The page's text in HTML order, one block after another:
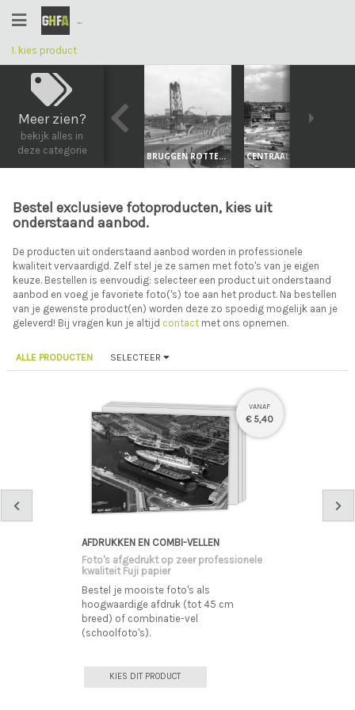
...
1. kies product
2. productopties
3. overzicht
4. afronden bestelling
bekijk alle foto's
Meer zien?
bekijk alles in
deze categorie
BRUGGEN ROTTERDAM
Bestel exclusieve fotoproducten, kies uit
onderstaand aanbod.
De producten uit onderstaand aanbod worden in professionele
kwaliteit vervaardigd. Zelf stel je ze samen met foto's van je eigen
keuze. Bestellen is eenvoudig: selecteer een product uit onderstaand
aanbod en voeg je favoriete foto('s) toe aan het product. Na bestellen
van je gewenste product(en) worden deze zo spoedig mogelijk aan je
geleverd! Bij vragen kun je altijd contactmet ons opnemen.
ALLE PRODUCTEN SELECTEER
AFDRUKKEN EN COMBI-VELLEN
Foto's afgedrukt op zeer professionele
kwaliteit Fuji papier
Bestel je mooiste foto's als
hoogwaardige afdruk (tot 45 cm
breed) of combinatie-vel
(schoolfoto's).
VANAF
€ 5,40
KIES DIT PRODUCT